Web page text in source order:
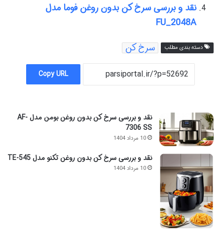
نقد و بررسی سرخ کن بدون روغن فوما مدل
FU_2048A
دسته بندی مطلب سرخ کن
Copy URL
نقد و بررسی سرخ کن بدون روغن بومن مدل AF-
7306 SS
10 مرداد 1404
نقد و بررسی سرخ کن بدون روغن تکنو مدل TE-545
10 مرداد 1404